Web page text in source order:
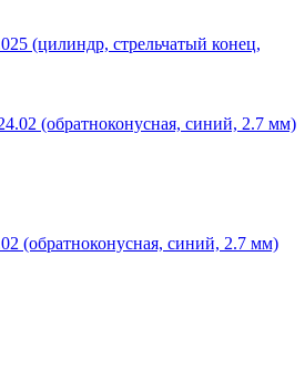
(цилиндр, стрельчатый конец,
(обратноконусная, синий, 2.7 мм)